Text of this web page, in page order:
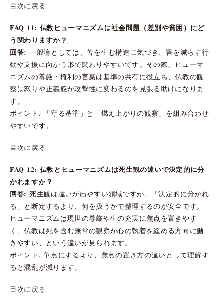
目次に戻る
FAQ 11: 仏教ヒューマニズムは社会問題（差別や貧困）にど
う関わりますか？
回答: 一般論としては、苦を生む構造に気づき、害を減らす行
動や支援に向かう形で関わりやすいです。その際、ヒューマ
ニズムの尊厳・権利の言葉は基準の共有に役立ち、仏教の観
察は怒りや正義感が攻撃性に変わるのを見張る助けになりま
す。
ポイント: 「守る基準」と「燃え上がりの観察」を組み合わせ
やすいです。
目次に戻る
FAQ 12: 仏教とヒューマニズムは死生観の違いで決定的に分
かれますか？
回答: 死生観は違いが出やすい領域ですが、「決定的に分かれ
る」と断定するより、何を扱うかで整理するのが安全です。
ヒューマニズムは現世の尊厳や生の充実に焦点を置きやす
く、仏教は死を含む無常の観察が心の執着を緩める方向に働
きやすい、という違いが見られます。
ポイント: 争点にするより、焦点の置き方の違いとして理解す
ると混乱が減ります。
目次に戻る